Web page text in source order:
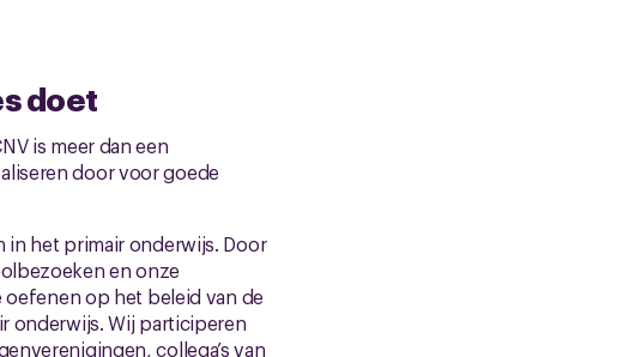
doet
is meer dan een
door voor goede
in het primair onderwijs. Door
en onze
op het beleid van de
onderwijs. Wij participeren
collega’s van